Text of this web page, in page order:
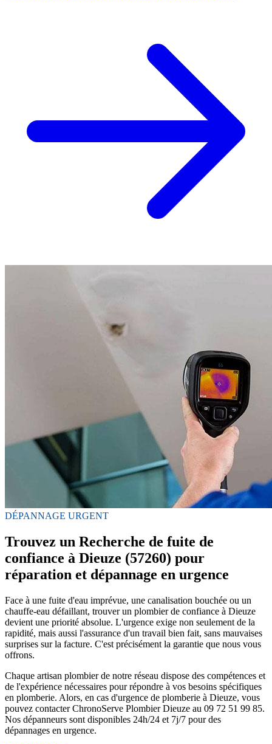
DÉPANNAGE URGENT
Trouvez un Recherche de fuite de
confiance à Dieuze (57260) pour
réparation et dépannage en urgence
Face à une fuite d'eau imprévue, une canalisation bouchée ou un
chauffe-eau défaillant, trouver un plombier de confiance à Dieuze
devient une priorité absolue. L'urgence exige non seulement de la
rapidité, mais aussi l'assurance d'un travail bien fait, sans mauvaises
surprises sur la facture. C'est précisément la garantie que nous vous
offrons.
Chaque artisan plombier de notre réseau dispose des compétences et
de l'expérience nécessaires pour répondre à vos besoins spécifiques
en plomberie. Alors, en cas d'urgence de plomberie à Dieuze, vous
pouvez contacter ChronoServe Plombier Dieuze au 09 72 51 99 85.
Nos dépanneurs sont disponibles 24h/24 et 7j/7 pour des
dépannages en urgence.